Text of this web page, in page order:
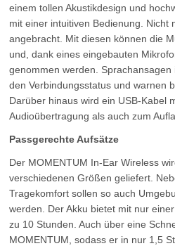
einem tollen Akustikdesign und
mit einer intuitiven Bedienung. Nicht
angebracht. Mit diesen können die
und, dank eines eingebauten
genommen werden.
den Verbindungsstatus und warnen
Darüber hinaus wird ein USB-Kabel
Audioübertragung als auch zum
Passgerechte Aufsätze
Der MOMENTUM In-Ear Wireless
verschiedenen Größen geliefert.
Tragekomfort sollen so auch
werden. Der Akku bietet mit nur
zu 10 Stunden. Auch über eine
MOMENTUM, sodass er in nur 1,5